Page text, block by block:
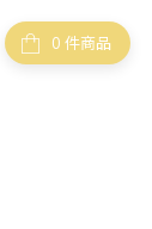
件商品